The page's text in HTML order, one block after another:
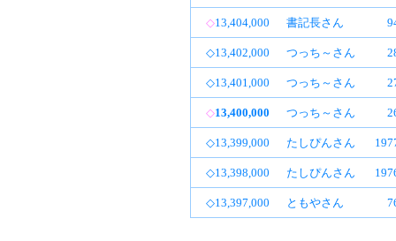
◇13,404,000 書記長さん
◇13,402,000 つっち～さん
◇13,401,000 つっち～さん
◇13,400,000 つっち～さん
◇13,399,000 たしぴんさん
◇13,398,000 たしぴんさん
◇13,397,000 ともやさん